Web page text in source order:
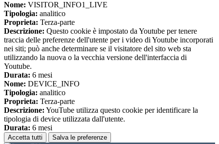
Nome: VISITOR_INFO1_LIVE
Tipologia: analitico
Proprieta: Terza-parte
Descrizione: Questo cookie è impostato da Youtube per tenere
traccia delle preferenze dell'utente per i video di Youtube incorporati
nei siti; può anche determinare se il visitatore del sito web sta
utilizzando la nuova o la vecchia versione dell'interfaccia di
Youtube.
Durata: 6 mesi
Nome: DEVICE_INFO
Tipologia: analitico
Proprieta: Terza-parte
Descrizione: YouTube utilizza questo cookie per identificare la
tipologia di device utilizzata dall'utente.
Durata: 6 mesi
Accetta tutti Salva le preferenze